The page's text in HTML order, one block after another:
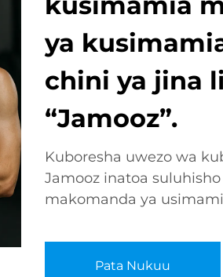
ya
chini ya jina
“Jamooz”.
Kuboresha uwezo wa
Jamooz inatoa
makomanda ya
Pata Nukuu